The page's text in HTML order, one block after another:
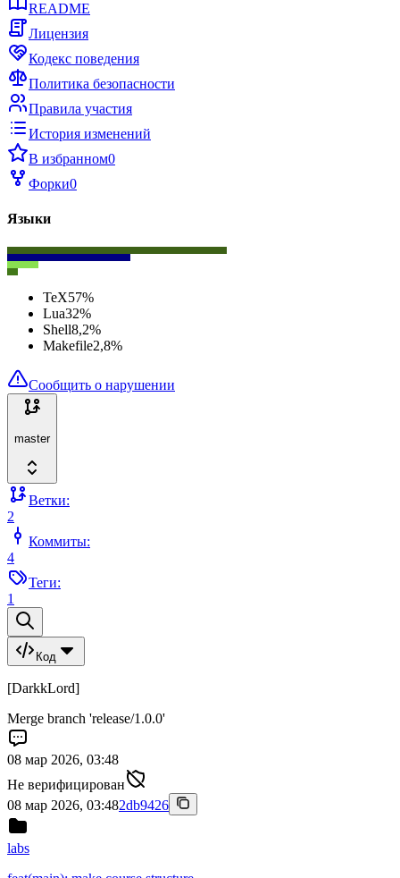
README
Лицензия
Кодекс поведения
Политика безопасности
Правила участия
История изменений
В избранном0
Форки0
Языки
TeX57%
Lua32%
Shell8,2%
Makefile2,8%
Сообщить о нарушении
master
Ветки:
2
Коммиты:
4
Теги:
1
Код
[DarkkLord]
Merge branch 'release/1.0.0'
08 мар 2026, 03:48
Не верифицирован
08 мар 2026, 03:482db9426
labs